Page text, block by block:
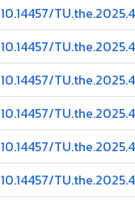
10.14457/
10.14457/
10.14457/
10.14457/
10.14457/
10.14457/